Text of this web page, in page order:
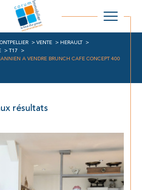
VENTE
HERAULT
T17
A VENDRE BRUNCH CAFE CONCEPT 400
résultats